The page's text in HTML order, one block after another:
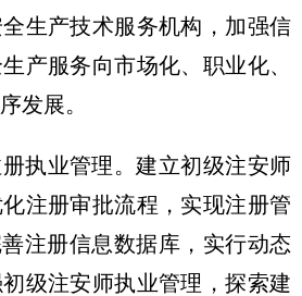
生产技术服务机构，加强信
产服务向市场化、职业化、
发展。
册执业管理。建立初级注安师
注册审批流程，实现注册管
注册信息数据库，实行动态
级注安师执业管理，探索建